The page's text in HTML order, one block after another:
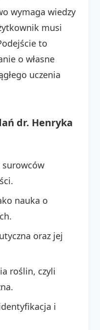
wymaga wiedzy
musi
to
o własne
uczenia
dr. Henryka
surowców
nauka o
oraz jej
roślin, czyli
i